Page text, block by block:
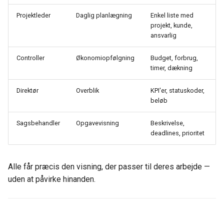
Projektleder Daglig planlægning
Enkel liste med
projekt, kunde,
ansvarlig
Controller Økonomiopfølgning
Budget, forbrug,
timer, dækning
Direktør Overblik
KPI'er, statuskoder,
beløb
Sagsbehandler Opgavevisning
Beskrivelse,
deadlines, prioritet
Alle får præcis den visning, der passer til deres arbejde —
uden at påvirke hinanden.